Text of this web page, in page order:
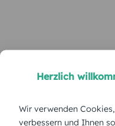
Herzlich
Wir verwenden
verbessern und Ihnen